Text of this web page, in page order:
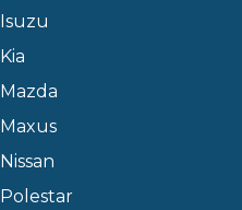
Isuzu
Kia
Mazda
Maxus
Nissan
Polestar